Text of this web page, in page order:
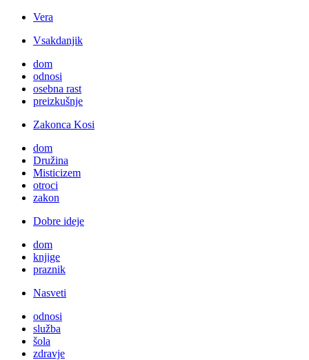
Vera
Vsakdanjik
dom
odnosi
osebna rast
preizkušnje
Zakonca Kosi
dom
Družina
Misticizem
otroci
zakon
Dobre ideje
dom
knjige
praznik
Nasveti
odnosi
služba
šola
zdravje